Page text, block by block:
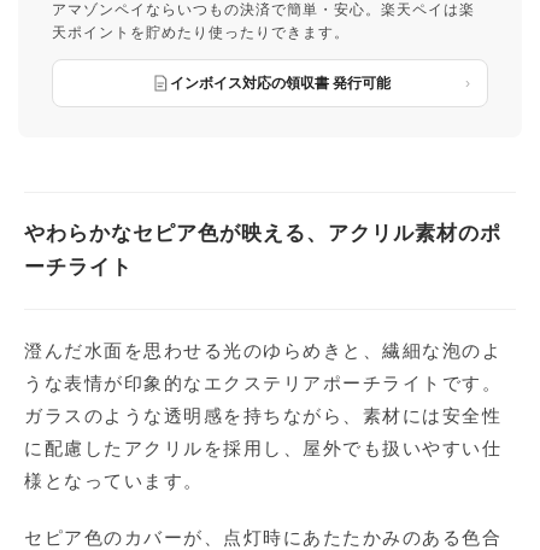
アマゾンペイならいつもの決済で簡単・安心。楽天ペイは楽
天ポイントを貯めたり使ったりできます。
インボイス対応の領収書 発行可能
やわらかなセピア色が映える、アクリル素材のポ
ーチライト
澄んだ水面を思わせる光のゆらめきと、繊細な泡のよ
うな表情が印象的なエクステリアポーチライトです。
ガラスのような透明感を持ちながら、素材には安全性
に配慮したアクリルを採用し、屋外でも扱いやすい仕
様となっています。
セピア色のカバーが、点灯時にあたたかみのある色合